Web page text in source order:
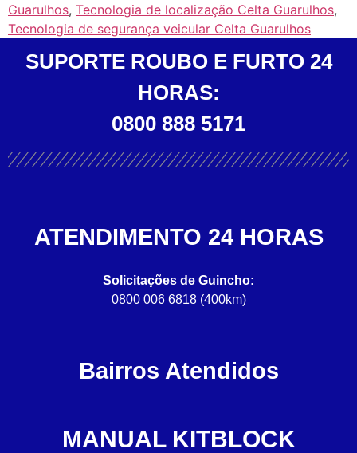
Guarulhos, Tecnologia de localização Celta Guarulhos,
Tecnologia de segurança veicular Celta Guarulhos
SUPORTE ROUBO E FURTO 24
HORAS:
0800 888 5171
ATENDIMENTO 24 HORAS
Solicitações de Guincho:
0800 006 6818 (400km)
Bairros Atendidos
MANUAL KITBLOCK